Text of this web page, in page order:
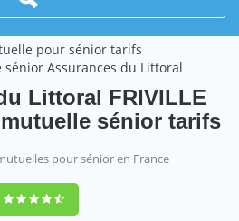
pour sénior tarifs
Assurances du Littoral
Littoral FRIVILLE
mutuelle sénior tarifs
pour sénior en France